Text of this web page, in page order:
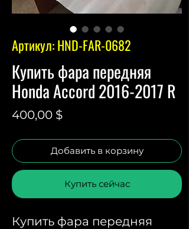
Артикул: HND-FAR-0682
Купить фара передняя
Honda Accord 2016-2017 R
400,00 $Цена
Добавить в корзину
Купить сейчас
Купить фара передняя